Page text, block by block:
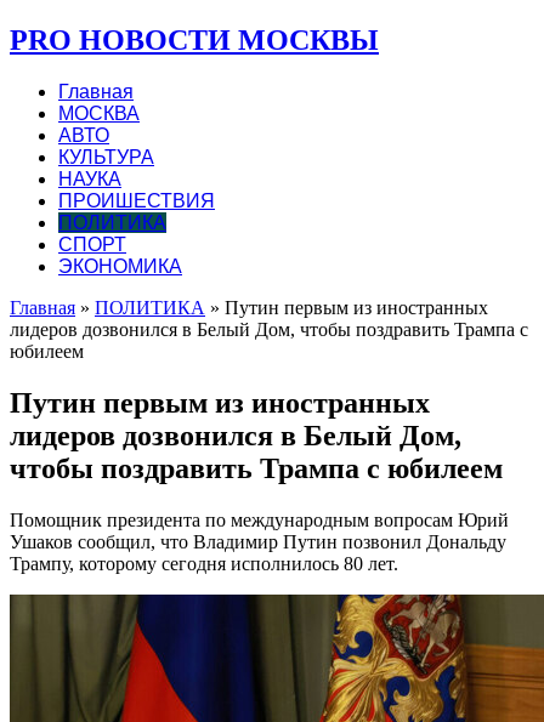
PRO НОВОСТИ МОСКВЫ
Главная
МОСКВА
АВТО
КУЛЬТУРА
НАУКА
ПРОИШЕСТВИЯ
ПОЛИТИКА
СПОРТ
ЭКОНОМИКА
Главная » ПОЛИТИКА » Путин первым из иностранных
лидеров дозвонился в Белый Дом, чтобы поздравить Трампа с
юбилеем
Путин первым из иностранных
лидеров дозвонился в Белый Дом,
чтобы поздравить Трампа с юбилеем
Помощник президента по международным вопросам Юрий
Ушаков сообщил, что Владимир Путин позвонил Дональду
Трампу, которому сегодня исполнилось 80 лет.